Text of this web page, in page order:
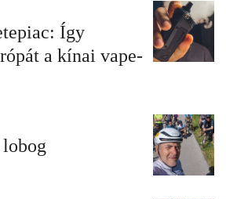
Így
a kínai vape-
lobog